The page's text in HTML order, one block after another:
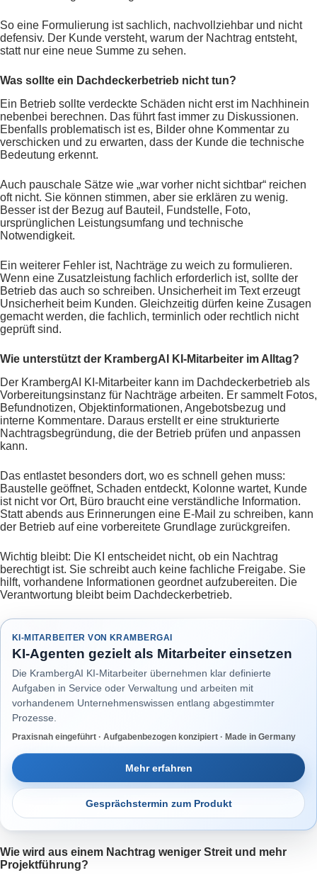
So eine Formulierung ist sachlich, nachvollziehbar und nicht
defensiv. Der Kunde versteht, warum der Nachtrag entsteht,
statt nur eine neue Summe zu sehen.
Was sollte ein Dachdeckerbetrieb nicht tun?
Ein Betrieb sollte verdeckte Schäden nicht erst im Nachhinein
nebenbei berechnen. Das führt fast immer zu Diskussionen.
Ebenfalls problematisch ist es, Bilder ohne Kommentar zu
verschicken und zu erwarten, dass der Kunde die technische
Bedeutung erkennt.
Auch pauschale Sätze wie „war vorher nicht sichtbar“ reichen
oft nicht. Sie können stimmen, aber sie erklären zu wenig.
Besser ist der Bezug auf Bauteil, Fundstelle, Foto,
ursprünglichen Leistungsumfang und technische
Notwendigkeit.
Ein weiterer Fehler ist, Nachträge zu weich zu formulieren.
Wenn eine Zusatzleistung fachlich erforderlich ist, sollte der
Betrieb das auch so schreiben. Unsicherheit im Text erzeugt
Unsicherheit beim Kunden. Gleichzeitig dürfen keine Zusagen
gemacht werden, die fachlich, terminlich oder rechtlich nicht
geprüft sind.
Wie unterstützt der KrambergAI KI-Mitarbeiter im Alltag?
Der KrambergAI KI-Mitarbeiter kann im Dachdeckerbetrieb als
Vorbereitungsinstanz für Nachträge arbeiten. Er sammelt Fotos,
Befundnotizen, Objektinformationen, Angebotsbezug und
interne Kommentare. Daraus erstellt er eine strukturierte
Nachtragsbegründung, die der Betrieb prüfen und anpassen
kann.
Das entlastet besonders dort, wo es schnell gehen muss:
Baustelle geöffnet, Schaden entdeckt, Kolonne wartet, Kunde
ist nicht vor Ort, Büro braucht eine verständliche Information.
Statt abends aus Erinnerungen eine E-Mail zu schreiben, kann
der Betrieb auf eine vorbereitete Grundlage zurückgreifen.
Wichtig bleibt: Die KI entscheidet nicht, ob ein Nachtrag
berechtigt ist. Sie schreibt auch keine fachliche Freigabe. Sie
hilft, vorhandene Informationen geordnet aufzubereiten. Die
Verantwortung bleibt beim Dachdeckerbetrieb.
KI-MITARBEITER VON KRAMBERGAI
KI-Agenten gezielt als Mitarbeiter einsetzen
Die KrambergAI KI-Mitarbeiter übernehmen klar definierte
Aufgaben in Service oder Verwaltung und arbeiten mit
vorhandenem Unternehmenswissen entlang abgestimmter
Prozesse.
Praxisnah eingeführt · Aufgabenbezogen konzipiert · Made in Germany
Mehr erfahren
Gesprächstermin zum Produkt
Wie wird aus einem Nachtrag weniger Streit und mehr
Projektführung?